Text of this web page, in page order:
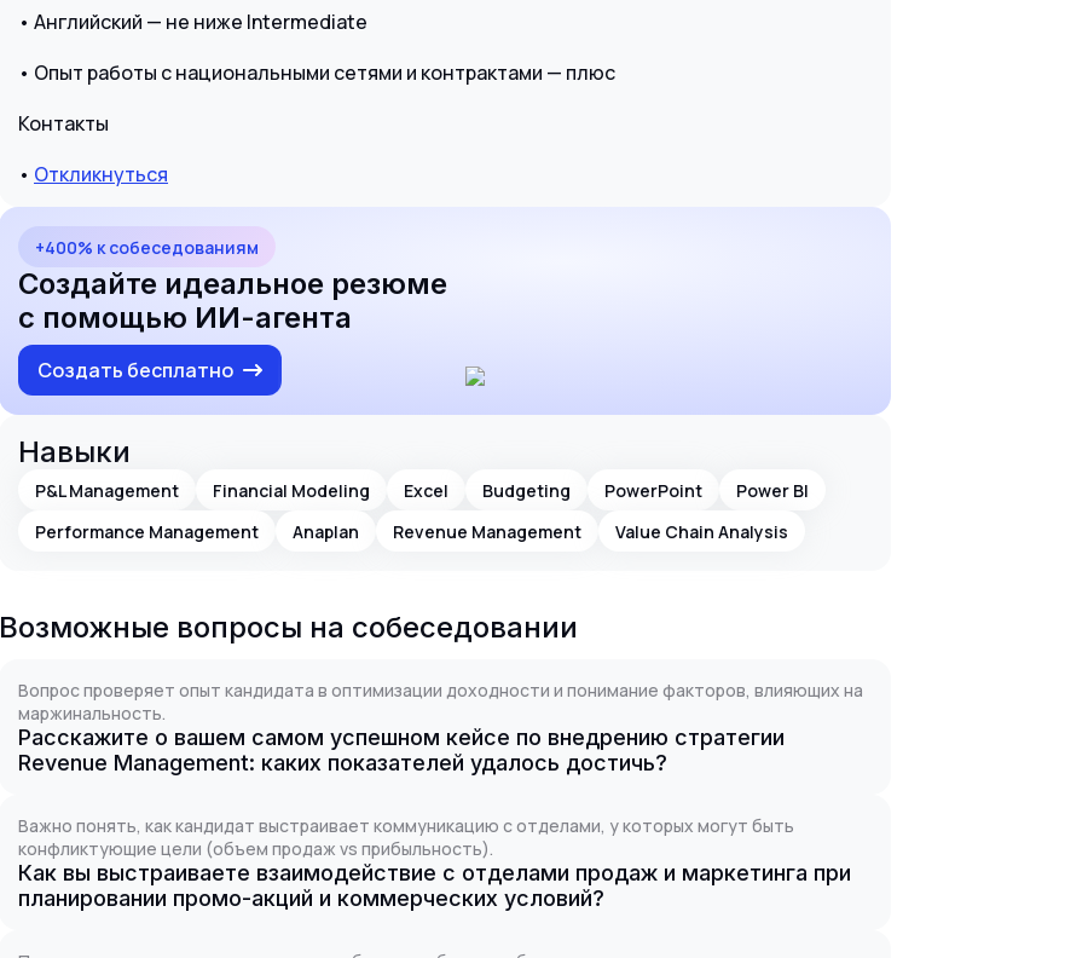
• Английский — не ниже Intermediate
• Опыт работы с национальными сетями и контрактами — плюс
Контакты
• Откликнуться
+400% к собеседованиям
Создайте идеальное резюме
с помощью ИИ-агента
Создать бесплатно
Навыки
P&L Management Financial Modeling Excel Budgeting PowerPoint
Power BI
Performance Management
Anaplan Revenue Management Value Chain Analysis
Возможные вопросы на собеседовании
Вопрос проверяет опыт кандидата в оптимизации доходности и понимание факторов, влияющих на
маржинальность.
Расскажите о вашем самом успешном кейсе по внедрению стратегии
Revenue Management: каких показателей удалось достичь?
Важно понять, как кандидат выстраивает коммуникацию с отделами, у которых могут быть
конфликтующие цели (объем продаж vs прибыльность).
Как вы выстраиваете взаимодействие с отделами продаж и маркетинга при
планировании промо-акций и коммерческих условий?